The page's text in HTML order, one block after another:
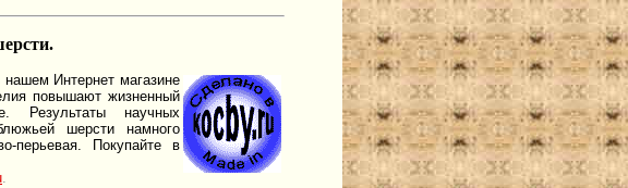
Интернет магазине
повышают жизненный
Результаты научных
шерсти намного
перьевая. Покупайте в
.